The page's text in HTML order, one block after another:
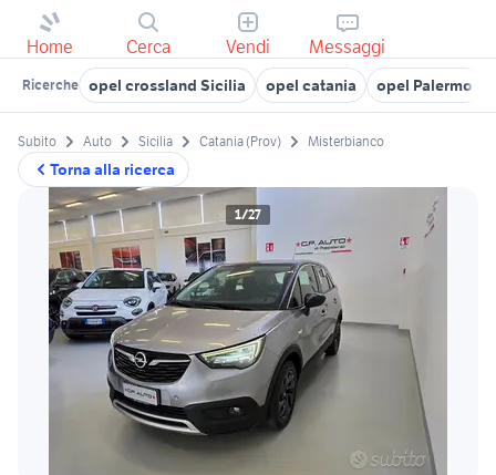
Home Cerca Vendi Messaggi
Ricerche opel crossland Sicilia opel catania opel Palermo
Torna alla ricerca
Subito Auto Sicilia Catania (Prov) Misterbianco
1/27